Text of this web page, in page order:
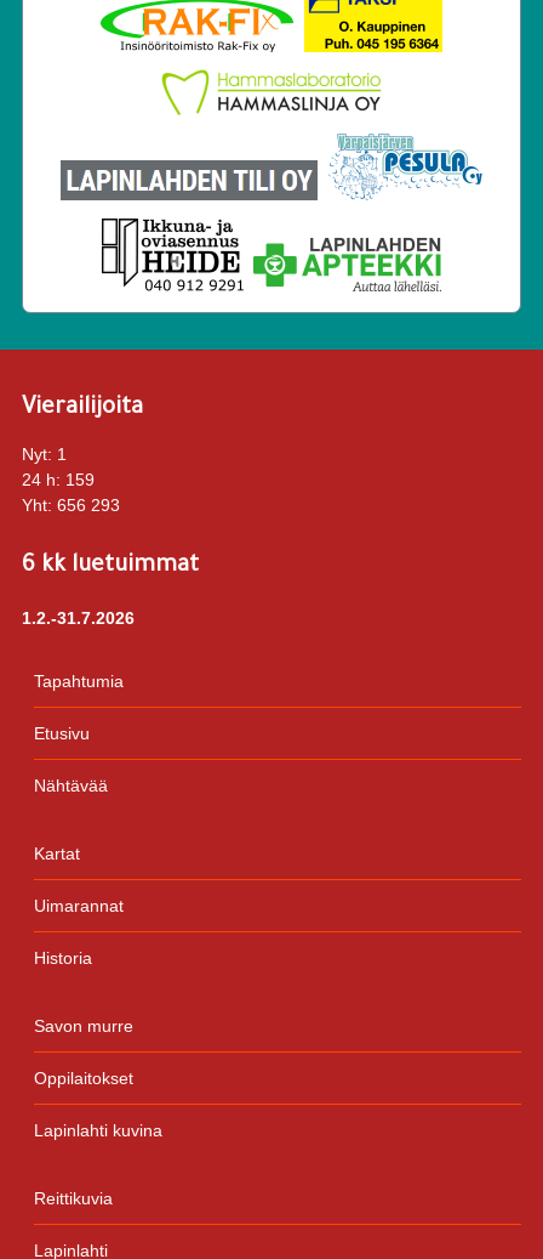
Vierailijoita
Nyt: 1
24 h: 159
Yht: 656 293
6 kk luetuimmat
1.2.-31.7.2026
Tapahtumia
Etusivu
Nähtävää
Kartat
Uimarannat
Historia
Savon murre
Oppilaitokset
Lapinlahti kuvina
Reittikuvia
Lapinlahti